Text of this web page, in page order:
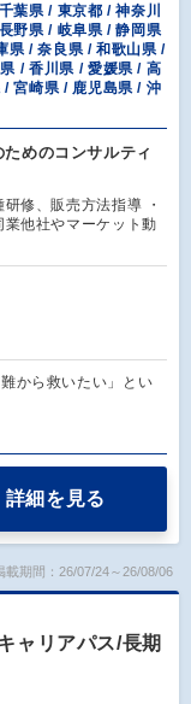
葉県 / 東京都 / 神奈川
野県 / 岐阜県 / 静岡県
県 / 奈良県 / 和歌山県 /
/ 香川県 / 愛媛県 / 高
宮崎県 / 鹿児島県 / 沖
めのコンサルティ
修、販売方法指導 ・
他社やマーケット動
から救いたい」とい
詳細を見る
載期間：26/07/24～26/08/06
ャリアパス/長期